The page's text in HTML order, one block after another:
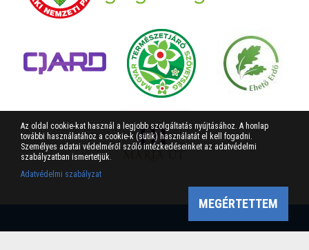
Az oldal cookie-kat használ a legjobb szolgáltatás nyújtásához. A honlap
további használatához a cookie-k (sütik) használatát el kell fogadni.
Személyes adatai védelméről szóló intézkedéseinket az adatvédelmi
szabályzatban ismertetjük.
Adatvédelmi szabályzat
MEGÉRTETTEM